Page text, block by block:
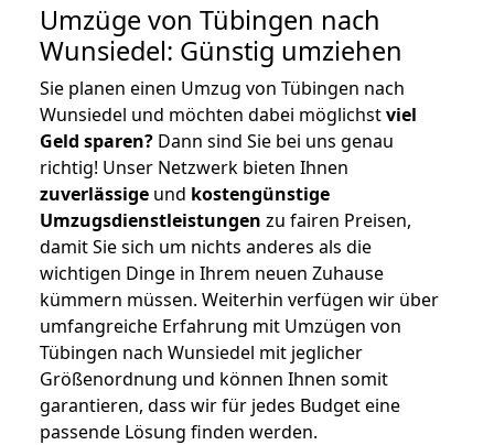
Umzüge von Tübingen nach
Wunsiedel: Günstig umziehen
Sie planen einen Umzug von Tübingen nach
Wunsiedel und möchten dabei möglichstviel
Geld sparen? Dann sind Sie bei uns genau
richtig! Unser Netzwerk bieten Ihnen
zuverlässige und kostengünstige
Umzugsdienstleistungen zu fairen Preisen,
damit Sie sich um nichts anderes als die
wichtigen Dinge in Ihrem neuen Zuhause
kümmern müssen. Weiterhin verfügen wir über
umfangreiche Erfahrung mit Umzügen von
Tübingen nach Wunsiedel mit jeglicher
Größenordnung und können Ihnen somit
garantieren, dass wir für jedes Budget eine
passende Lösung finden werden.